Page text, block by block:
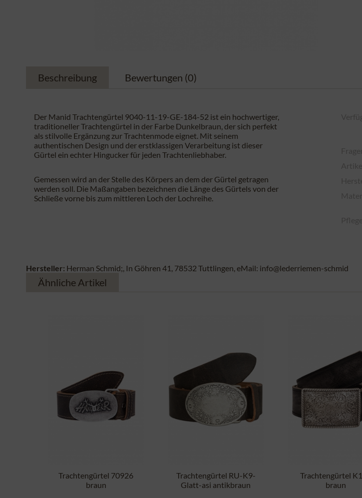
Beschreibung Bewertungen (0)
Der Manid Trachtengürtel 9040-11-19-GE-184-52 ist ein hochwertiger,
traditioneller Trachtengürtel in der Farbe Dunkelbraun, der sich perfekt
als stilvolle Ergänzung zur Trachtenmode eignet. Mit seinem
authentischen Design und der erstklassigen Verarbeitung ist dieser
Gürtel ein echter Hingucker für jeden Trachtenliebhaber.
Gemessen wird an der Stelle des Körpers an dem der Gürtel getragen
werden soll. Die Maßangaben bezeichnen die Länge des Gürtels von der
Schließe vorne bis zum mittleren Loch der Lochreihe.
Hersteller: Herman Schmid;, In Göhren 41, 78532 Tuttlingen, eMail: info@lederriemen-schmid
Ähnliche Artikel
Trachtengürtel 70926
braun
Trachtengürtel RU-K9-
Glatt-asi antikbraun
Trachtengürtel
braun